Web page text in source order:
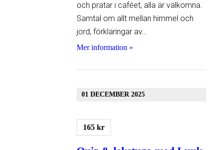
och pratar i caféet, alla är välkomna.
Samtal om allt mellan himmel och
jord, förklaringar av…
Mer information »
01 DECEMBER 2025
165 kr